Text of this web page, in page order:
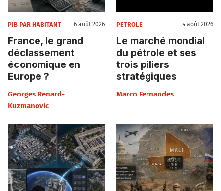
PIB PAR HABITANT 6 août 2026
France, le grand
déclassement
économique en
Europe ?
Georges Renard-
Kuzmanovic
PETROLE 4 août 2026
Le marché mondial
du pétrole et ses
trois piliers
stratégiques
Marco Fernandes